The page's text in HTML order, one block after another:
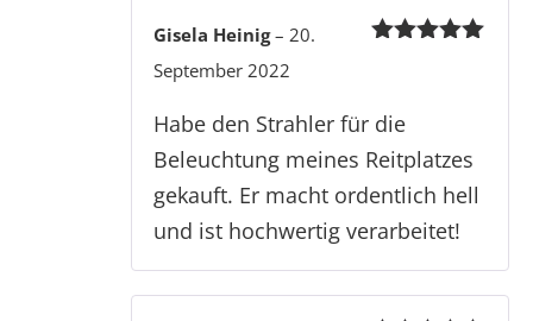
Gisela Heinig– 20.
September 2022
Habe den Strahler für die
Beleuchtung meines Reitplatzes
gekauft. Er macht ordentlich hell
und ist hochwertig verarbeitet!